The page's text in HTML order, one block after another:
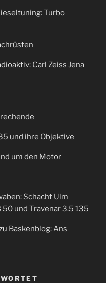
Turbo
Carl Zeiss Jena
und ihre Objektive
um den Motor
Schacht Ulm
50 und Travenar 3.5 135
zu Baskenblog: Ans